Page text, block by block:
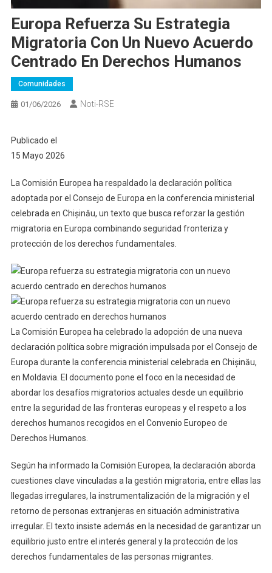
Europa Refuerza Su Estrategia
Migratoria Con Un Nuevo Acuerdo
Centrado En Derechos Humanos
Comunidades
01/06/2026 Noti-RSE
Publicado el
15 Mayo 2026
La Comisión Europea ha respaldado la declaración política
adoptada por el Consejo de Europa en la conferencia ministerial
celebrada en Chișinău, un texto que busca reforzar la gestión
migratoria en Europa combinando seguridad fronteriza y
protección de los derechos fundamentales.
La Comisión Europea ha celebrado la adopción de una nueva
declaración política sobre migración impulsada por el Consejo de
Europa durante la conferencia ministerial celebrada en Chișinău,
en Moldavia. El documento pone el foco en la necesidad de
abordar los desafíos migratorios actuales desde un equilibrio
entre la seguridad de las fronteras europeas y el respeto a los
derechos humanos recogidos en el Convenio Europeo de
Derechos Humanos.
Según ha informado la Comisión Europea, la declaración aborda
cuestiones clave vinculadas a la gestión migratoria, entre ellas las
llegadas irregulares, la instrumentalización de la migración y el
retorno de personas extranjeras en situación administrativa
irregular. El texto insiste además en la necesidad de garantizar un
equilibrio justo entre el interés general y la protección de los
derechos fundamentales de las personas migrantes.